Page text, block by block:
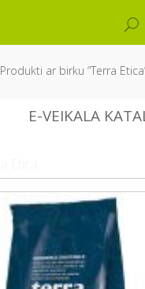
Produkti ar birku “Terra
E-VEIKALA